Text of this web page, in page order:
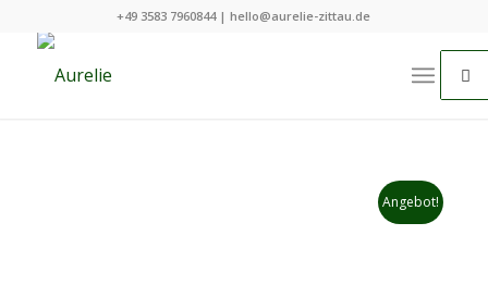
+49 3583 7960844 | hello@aurelie-zittau.de
Angebot!